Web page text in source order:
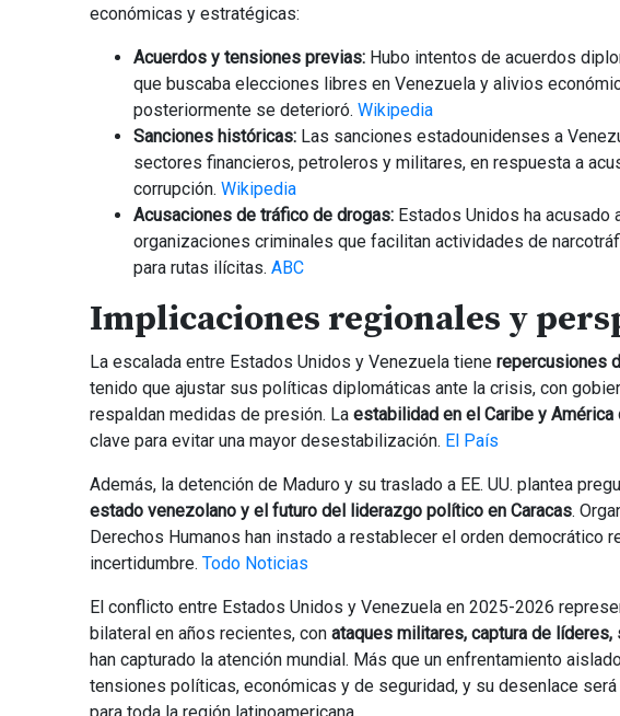
económicas y estratégicas:
Acuerdos y tensiones previas: Hubo intentos de acuerdos
que buscaba elecciones libres en Venezuela y alivios
posteriormente se deterioró. Wikipedia
Sanciones históricas: Las sanciones estadounidenses a
sectores financieros, petroleros y militares, en respuesta a
corrupción. Wikipedia
Acusaciones de tráfico de drogas: Estados Unidos ha
organizaciones criminales que facilitan actividades de
para rutas ilícitas. ABC
Implicaciones regionales y
La escalada entre Estados Unidos y Venezuela tiene repercusiones
tenido que ajustar sus políticas diplomáticas ante la crisis, con
respaldan medidas de presión. La estabilidad en el Caribe y América
clave para evitar una mayor desestabilización. El País
Además, la detención de Maduro y su traslado a EE. UU. plantea
estado venezolano y el futuro del liderazgo político en Caracas.
Derechos Humanos han instado a restablecer el orden democrático
incertidumbre. Todo Noticias
El conflicto entre Estados Unidos y Venezuela en 2025-2026
bilateral en años recientes, con ataques militares, captura de
han capturado la atención mundial. Más que un enfrentamiento
tensiones políticas, económicas y de seguridad, y su desenlace